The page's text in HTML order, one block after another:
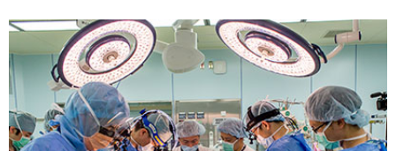
岡山大学 2025.07.16
7月24日（木） 第18回 BIZEN活動発信会 開催のお知ら
せ
岡山大学 2025.06.12